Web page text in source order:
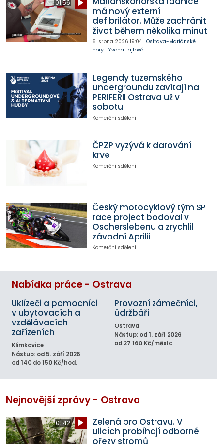
01:56
má nový externí
defibrilátor. Může zachránit
život během několika minut
6. srpna 2026 19:04| Ostrava-Mariánské
hory| Yvona Fajtová
Legendy tuzemského
undergroundu zavítají na
PERIFERII Ostrava už v
sobotu
Komerční sdělení
ČPZP vyzývá k darování
krve
Komerční sdělení
Český motocyklový tým SP
race project bodoval v
Oscherslebenu a zrychlil
závodní Aprilii
Komerční sdělení
Nabídka práce - Ostrava
Uklízeči a pomocníci
v ubytovacích a
vzdělávacích
zařízeních
Klimkovice
Nástup: od 5. září 2026
od 140 do 150 Kč/hod.
Provozní zámečníci,
údržbáři
Ostrava
Nástup: od 1. září 2026
od 27 160 Kč/měsíc
Nejnovější zprávy - Ostrava
01:42
Zelená pro Ostravu. V
ulicích probíhají odborné
ořezy stromů